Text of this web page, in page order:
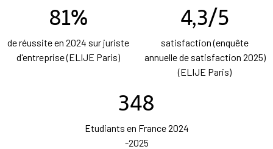
81%
de réussite en 2024 sur juriste
d'entreprise (ELIJE Paris)
4,3/5
satisfaction (enquête
annuelle de satisfaction 2025)
(ELIJE Paris)
348
Etudiants en France 2024
-2025